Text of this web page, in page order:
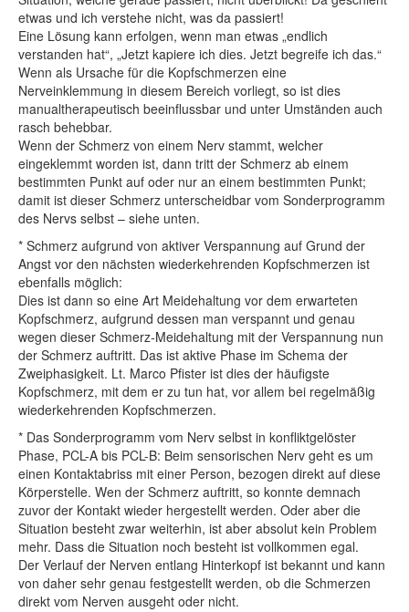
etwas und ich verstehe nicht, was da passiert!
Eine Lösung kann erfolgen, wenn man etwas „endlich
verstanden hat“, „Jetzt kapiere ich dies. Jetzt begreife ich das.“
Wenn als Ursache für die Kopfschmerzen eine
Nerveinklemmung in diesem Bereich vorliegt, so ist dies
manualtherapeutisch beeinflussbar und unter Umständen auch
rasch behebbar.
Wenn der Schmerz von einem Nerv stammt, welcher
eingeklemmt worden ist, dann tritt der Schmerz ab einem
bestimmten Punkt auf oder nur an einem bestimmten Punkt;
damit ist dieser Schmerz unterscheidbar vom Sonderprogramm
des Nervs selbst – siehe unten.
* Schmerz aufgrund von aktiver Verspannung auf Grund der
Angst vor den nächsten wiederkehrenden Kopfschmerzen ist
ebenfalls möglich:
Dies ist dann so eine Art Meidehaltung vor dem erwarteten
Kopfschmerz, aufgrund dessen man verspannt und genau
wegen dieser Schmerz-Meidehaltung mit der Verspannung nun
der Schmerz auftritt. Das ist aktive Phase im Schema der
Zweiphasigkeit. Lt. Marco Pfister ist dies der häufigste
Kopfschmerz, mit dem er zu tun hat, vor allem bei regelmäßig
wiederkehrenden Kopfschmerzen.
* Das Sonderprogramm vom Nerv selbst in konfliktgelöster
Phase, PCL-A bis PCL-B: Beim sensorischen Nerv geht es um
einen Kontaktabriss mit einer Person, bezogen direkt auf diese
Körperstelle. Wen der Schmerz auftritt, so konnte demnach
zuvor der Kontakt wieder hergestellt werden. Oder aber die
Situation besteht zwar weiterhin, ist aber absolut kein Problem
mehr. Dass die Situation noch besteht ist vollkommen egal.
Der Verlauf der Nerven entlang Hinterkopf ist bekannt und kann
von daher sehr genau festgestellt werden, ob die Schmerzen
direkt vom Nerven ausgeht oder nicht.